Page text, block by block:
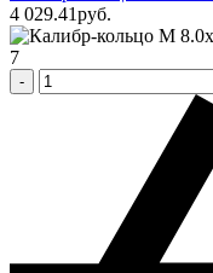
4 029.41pуб.
7